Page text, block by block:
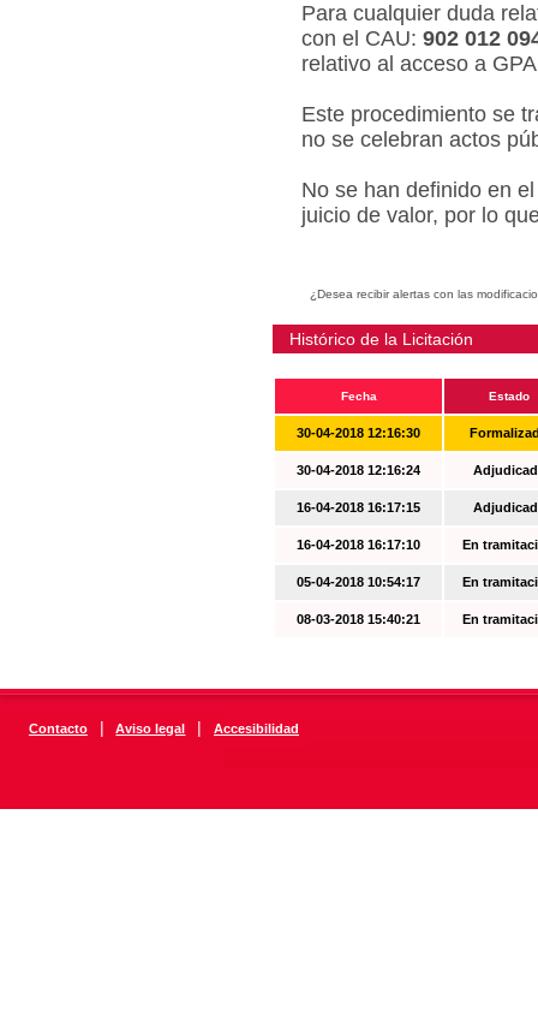
Para cualquier duda
con el CAU: 902 012
relativo al acceso a
Este procedimiento se
no se celebran actos
No se han definido en
juicio de valor, por lo
¿Desea recibir alertas con las
Histórico de la Licitación
Fecha Estado
30-04-2018 12:16:30
30-04-2018 12:16:24
16-04-2018 16:17:15
16-04-2018 16:17:10 En
05-04-2018 10:54:17 En
08-03-2018 15:40:21 En
Contacto | Aviso legal | Accesibilidad